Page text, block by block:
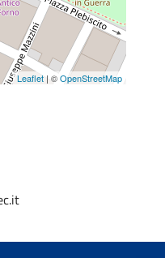
Leaflet | ©OpenStreetMap